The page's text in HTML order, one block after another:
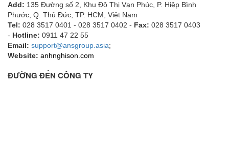
Add: 135 Đường số 2, Khu Đô Thị Vạn Phúc, P. Hiệp Bình
Phước, Q. Thủ Đức, TP. HCM, Việt Nam
Tel: 028 3517 0401 - 028 3517 0402 - Fax: 028 3517 0403
- Hotline: 0911 47 22 55
Email: support@ansgroup.asia;
Website: anhnghison.com
ĐƯỜNG ĐẾN CÔNG TY